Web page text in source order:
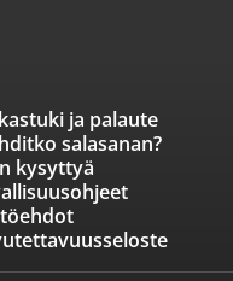
ja palaute
salasanan?
kysyttyä